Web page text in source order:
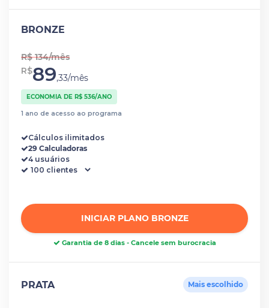
BRONZE
R$ 134/mês
R$89,33/mês
ECONOMIA DE R$ 536/ANO
1 ano de acesso ao programa
Cálculos ilimitados
29 Calculadoras
4 usuários
INICIAR PLANO BRONZE
Garantia de 8 dias - Cancele sem burocracia
PRATA Mais escolhido